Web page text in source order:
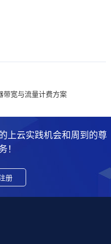
带宽与流量计费方案
上云实践机会和周到的尊
！
册